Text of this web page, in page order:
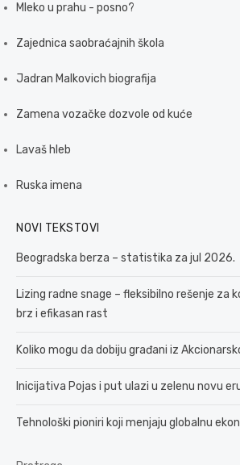
Mleko u prahu - posno?
Zajednica saobraćajnih škola
Jadran Malkovich biografija
Zamena vozačke dozvole od kuće
Lavaš hleb
Ruska imena
NOVI TEKSTOVI
Beogradska berza – statistika za jul 2026.
Lizing radne snage – fleksibilno rešenje za
brz i efikasan rast
Koliko mogu da dobiju građani iz
Inicijativa Pojas i put ulazi u zelenu novu
Tehnološki pioniri koji menjaju globalnu